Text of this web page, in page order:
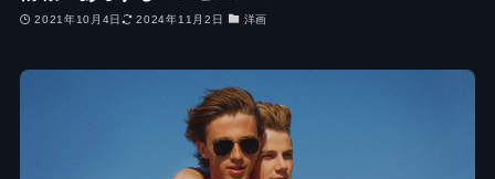
2021年10月4日 2024年11月2日 洋画